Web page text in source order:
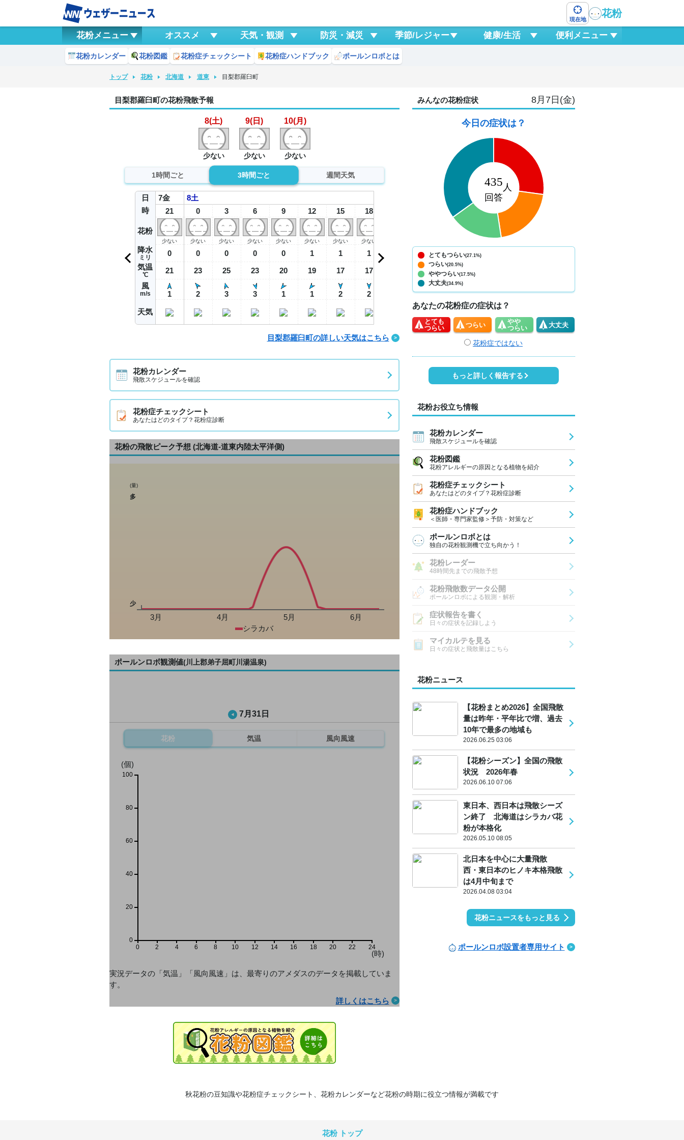
現在地
花粉
花粉メニュー オススメ 天気・観測 防災・減災 季節/レジャー 健康/生活 便利メニュー
花粉カレンダー 花粉図鑑 花粉症チェックシート 花粉症ハンドブック ポールンロボとは
トップ 花粉 北海道 道東 目梨郡羅臼町
目梨郡羅臼町の花粉飛散予報
8(土)
少ない
9(日)
少ない
10(月)
少ない
1時間ごと 3時間ごと 週間天気
日
時
花粉
降水
ミリ
気温
℃
風
m/s
天気
7金
21
少ない
0
21
1
8土
0
少ない
0
23
2
3
少ない
0
25
3
6
少ない
0
23
3
9
少ない
0
20
1
12
少ない
1
19
1
15
少ない
1
17
2
18
少ない
1
17
2
0
19
2
0
21
3
6
0
3
9
1
12
2 2
目梨郡羅臼町の詳しい天気はこちら
花粉カレンダー
飛散スケジュールを確認
花粉症チェックシート
あなたはどのタイプ？花粉症診断
花粉の飛散ピーク予想 (北海道-道東内陸太平洋側)
(量)
多
少
3月 4月 5月
6月
シラカバ
ポールンロボ観測値(川上郡弟子屈町川湯温泉)
7月31日
花粉 気温 風向風速
0 2 4 6 8 10 12 14 16 18 20 22 24
(個)
(時)
0
20
40
60
80
100
実況データの「気温」「風向風速」は、最寄りのアメダスのデータを掲載していま
す。
詳しくはこちら
みんなの花粉症状 8月7日(金)
今日の症状は？
とてもつらい(27.1%)
つらい(20.5%)
ややつらい(17.5%)
大丈夫(34.9%)
あなたの花粉症の症状は？
とても
つらい
つらい
やや
つらい
大丈夫
花粉症ではない
もっと詳しく報告する
花粉お役立ち情報
花粉カレンダー
飛散スケジュールを確認
花粉図鑑
花粉アレルギーの原因となる植物を紹介
花粉症チェックシート
あなたはどのタイプ？花粉症診断
花粉症ハンドブック
＜医師・専門家監修＞予防・対策など
ポールンロボとは
独自の花粉観測機で立ち向かう！
花粉レーダー
48時間先までの飛散予想
花粉飛散数データ公開
ポールンロボによる観測・解析
症状報告を書く
日々の症状を記録しよう
マイカルテを見る
日々の症状と飛散量はこちら
花粉ニュース
【花粉まとめ2026】全国飛散
量は昨年・平年比で増、過去
10年で最多の地域も
2026.06.25 03:06
【花粉シーズン】全国の飛散
状況 2026年春
2026.06.10 07:06
東日本、西日本は飛散シーズ
ン終了 北海道はシラカバ花
粉が本格化
2026.05.10 08:05
北日本を中心に大量飛散
西・東日本のヒノキ本格飛散
は4月中旬まで
2026.04.08 03:04
花粉ニュースをもっと見る
ポールンロボ設置者専用サイト
秋花粉の豆知識や花粉症チェックシート、花粉カレンダーなど花粉の時期に役立つ情報が満載です
花粉 トップ